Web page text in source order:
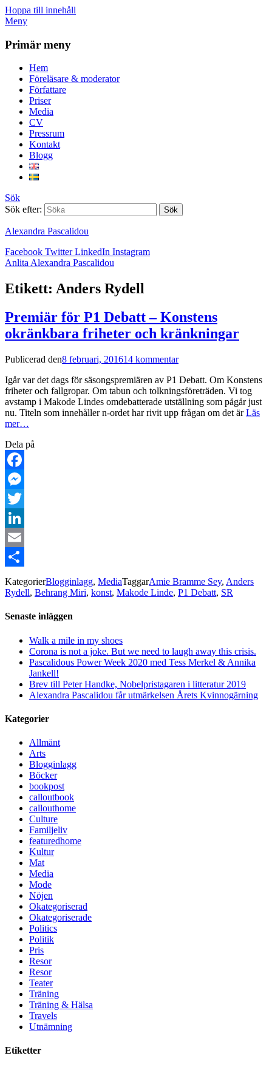
Hoppa till innehåll
Meny
Primär meny
Hem
Föreläsare & moderator
Författare
Priser
Media
CV
Pressrum
Kontakt
Blogg
Sök
Sök efter:
Alexandra Pascalidou
Facebook Twitter LinkedIn Instagram
Anlita Alexandra Pascalidou
Etikett: Anders Rydell
Premiär för P1 Debatt – Konstens
okränkbara friheter och kränkningar
Publicerad den8 februari, 201614 kommentar
Igår var det dags för säsongspremiären av P1 Debatt. Om Konstens
friheter och fallgropar. Om tabun och tolkningsföreträden. Vi tog
avstamp i Makode Lindes omdebatterade utställning som pågår just
nu. Titeln som innehåller n-ordet har rivit upp frågan om det ärLäs
mer…
Dela på
Facebook
Messenger
Twitter
LinkedIn
Email
Dela
KategorierBlogginlagg, MediaTaggarAmie Bramme Sey, Anders
Rydell, Behrang Miri, konst, Makode Linde, P1 Debatt, SR
Senaste inläggen
Walk a mile in my shoes
Corona is not a joke. But we need to laugh away this crisis.
Pascalidous Power Week 2020 med Tess Merkel & Annika
Jankell!
Brev till Peter Handke, Nobelpristagaren i litteratur 2019
Alexandra Pascalidou får utmärkelsen Årets Kvinnogärning
Kategorier
Allmänt
Arts
Blogginlagg
Böcker
bookpost
calloutbook
callouthome
Culture
Familjeliv
featuredhome
Kultur
Mat
Media
Mode
Nöjen
Okategoriserad
Okategoriserade
Politics
Politik
Pris
Resor
Resor
Teater
Träning
Träning & Hälsa
Travels
Utnämning
Etiketter